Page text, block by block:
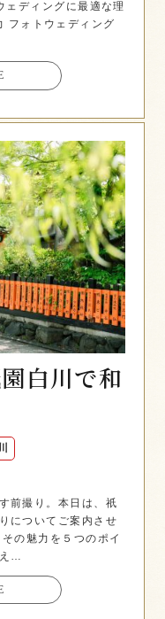
ェディングに最適な理
フォトウェディング
白川で和
前撮り。本日は、祇
についてご案内させ
の魅力を５つのポイ
…